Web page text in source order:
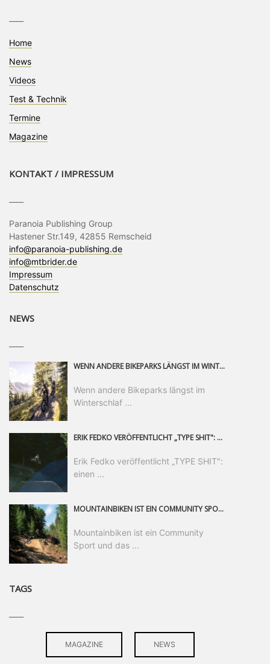
Home
News
Videos
Test & Technik
Termine
Magazine
KONTAKT / IMPRESSUM
Paranoia Publishing Group
Hastener Str.149, 42855 Remscheid
info@paranoia-publishing.de
info@mtbrider.de
Impressum
Datenschutz
NEWS
WENN ANDERE BIKEPARKS LÄNGST IM WINTERSCHLAF SIND, IST MAN IN SAALFELDEN LEOGANG IMMER NOCH AM MOUNTAINBIKEN. IST DER HERBST DIE SCHÖNSTE ZEIT DES JAHRES? AUF DEN TRAILS RUND UM SAALFELDEN LEOGANG UND IM EPIC BIKEPARK LEOGANG IST ER DAS AUF JEDEN FALL – UND DIE GEFÜHLT DIE LÄNGSTE NOCH DAZU. NOCH BIS MINDESTENS 8. NOVEMBER STEHT DAS PINZGAUER MOUNTAINBIKE-PARADIES ALLEN RIDERN OFFEN, DIE EINFACH NICHT GENUG KRIEGEN KÖNNEN. DABEI HÄLT DIE GOLDENE JAHRESZEIT IN SAALFELDEN LEOGANG WEIT MEHR ALS LINES, TRAILS UND HERBSTPANORAMEN BEREIT: MIT DEM BIKE FESTIVAL, VERSCHIEDENEN LADIES SHRED EVENTS UND EINEM DIE GESAMTE SAISON ANDAUERNDEN PHOTO CONTEST ZUM 25-JÄHRIGEN BIKEPARK-JUBILÄUM GIBT ES RUND UM ÖSTERREICHS ÄLTESTEN BIKEPARK EINIGES ZU ERLEBEN.
Wenn andere Bikeparks längst im
Winterschlaf ...
ERIK FEDKO VERÖFFENTLICHT „TYPE SHIT": EINEN 23-MINÜTIGEN MOUNTAINBIKE-FILM, ÜBER DREI JAHRE RUND UM DIE WELT GEDREHT. ZEITGLEICH LAUNCHT ER DIE GLEICHNAMIGE KOLLEKTION SEINER BRAND TYPE. EIN SEGMENT DES FILMS ERSCHEINT SEPARAT AUF RED BULL BIKE.
Erik Fedko veröffentlicht „TYPE SHIT":
einen ...
MOUNTAINBIKEN IST EIN COMMUNITY SPORT UND DAS BEWEIST SICH IN DER BIKE REPUBLIC SÖLDEN GERADE EINDRUCKSVOLL AUF ALLEN LEVELN. FREERIDE PROFI, SHAPERIN UND FRISCH GEWÄHLTE SWATCH NINES MVP VERO SANDLER IST BEGEISTERT VON DER VIELFALT DER BIKE DESTINATION, DER NEUEN JUMPLINE UND PLÄDIERT FÜR MUT BEI (FRAUEN) COMMUNITIES. VERO UND IHR VERLOBTER SAM HODGES VERBRINGEN MEHRERE MONATE IN DER BIKE REPUBLIC UND LASSEN UNS DARAN TEILHABEN. UM COMMUNITY GEHT ES AUCH BEI DER PARTNERSCHAFT ZWISCHEN SÖLDEN UND DEM NEUEN RIDERS PARK DONOVALY IN DER SLOWAKEI: DER DORTIGE TOURISMUSDIREKTOR JIRI PEC IST ÜBERZEUGT: VON MEHR BIKEPARKS PROFITIERT DIE GANZE MTB-SZENE – UND MIT DOMINIK LINSER, GESCHÄFTSFÜHRER DER BRS, HAT ER DAMIT DEN PERFEKTEN PARTNER GEFUNDEN.
Mountainbiken ist ein Community
Sport und das ...
TAGS
MAGAZINE NEWS